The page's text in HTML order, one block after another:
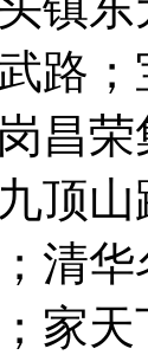
路
昌
顶
清
家